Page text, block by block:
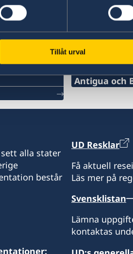
Tillåt urvalSvenska
Antigua och
Emailadress
Sveriges
Redcliffe
St John´s
Antigua
alla stater
består
UD Resklar
Få aktuell
Läs mer på
Svensklistan
Lämna
kontaktas